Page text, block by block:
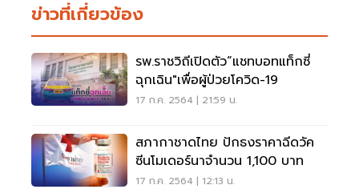
ข่าวที่เกี่ยวข้อง
รพ.ราชวิถีเปิดตัว“แชทบอทแท็กซี่
ฉุกเฉิน"เพื่อผู้ป่วยโควิด-19
17 ก.ค. 2564 | 21:59 น.
สภากาชาดไทย ปักธงราคาฉีดวัค
ซีนโมเดอร์นาจำนวน 1,100 บาท
17 ก.ค. 2564 | 12:13 น.